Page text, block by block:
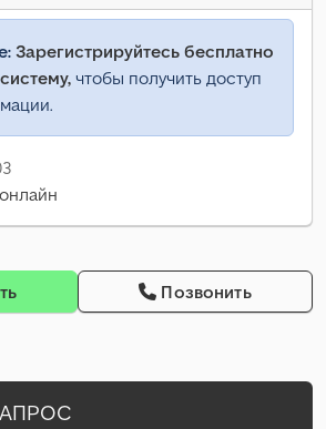
Зарегистрируйтесь бесплатно
чтобы получить доступ
Позвонить